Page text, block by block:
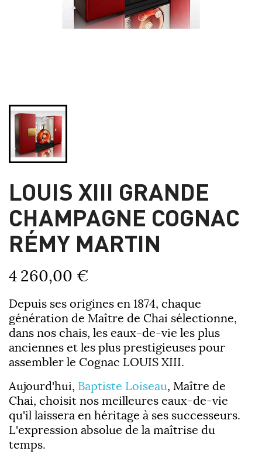
LOUIS XIII GRANDE
CHAMPAGNE COGNAC
RÉMY MARTIN
4 260,00 €
Depuis ses origines en 1874, chaque
génération de Maître de Chai sélectionne,
dans nos chais, les eaux-de-vie les plus
anciennes et les plus prestigieuses pour
assembler le Cognac LOUIS XIII.
Aujourd'hui, Baptiste Loiseau, Maître de
Chai, choisit nos meilleures eaux-de-vie
qu'il laissera en héritage à ses successeurs.
L'expression absolue de la maîtrise du
temps.